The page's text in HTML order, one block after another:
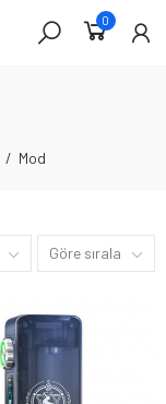
0
Mod
Göre sırala